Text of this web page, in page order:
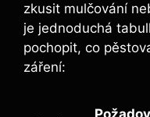
zkusit mulčování
je jednoduchá
pochopit, co
záření: